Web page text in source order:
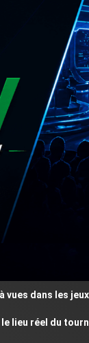
dans les jeux
réel du tournage